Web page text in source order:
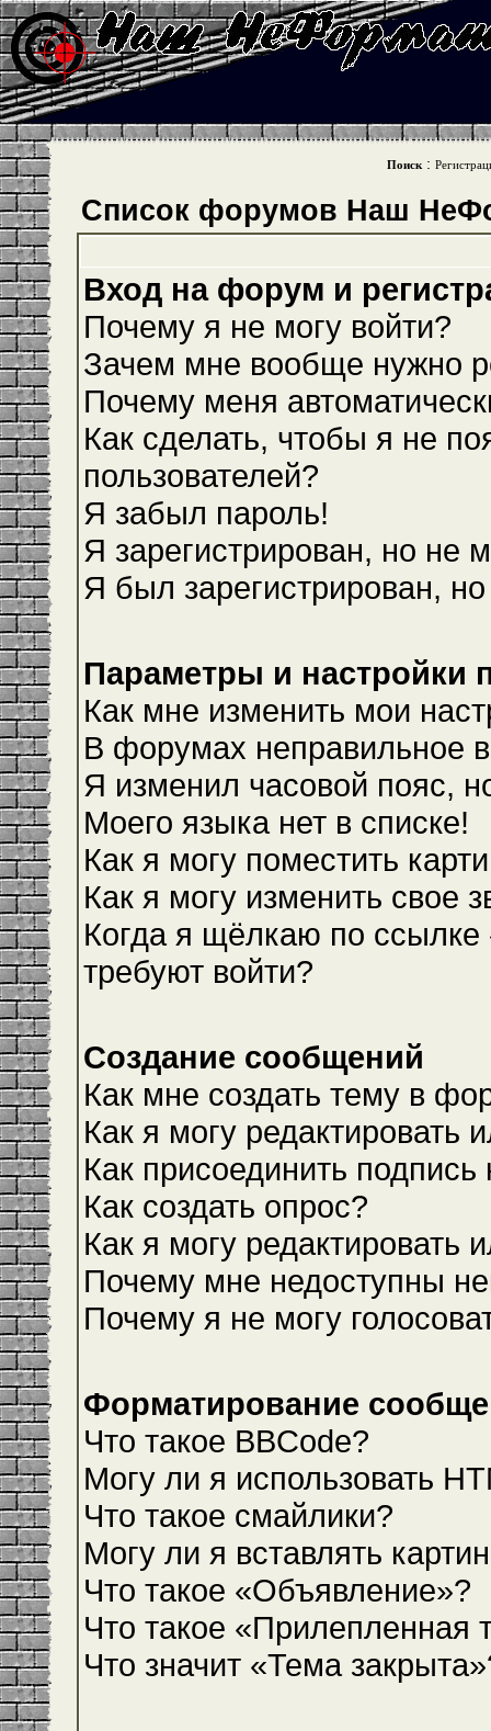
Поиск :
Список форумов Наш
Вход на форум и
Почему я не могу войти?
Зачем мне вообще нужно
Почему меня
Как сделать, чтобы я не
пользователей?
Я забыл пароль!
Я зарегистрирован, но не
Я был зарегистрирован,
Параметры и настройки
Как мне изменить мои
В форумах неправильное
Я изменил часовой пояс,
Моего языка нет в списке!
Как я могу поместить
Как я могу изменить свое
Когда я щёлкаю по ссылке
требуют войти?
Создание сообщений
Как мне создать тему в
Как я могу редактировать
Как присоединить
Как создать опрос?
Как я могу редактировать
Почему мне недоступны
Почему я не могу
Форматирование
Что такое BBCode?
Могу ли я использовать
Что такое смайлики?
Могу ли я вставлять
Что такое «Объявление»?
Что такое «Прилепленная
Что значит «Тема